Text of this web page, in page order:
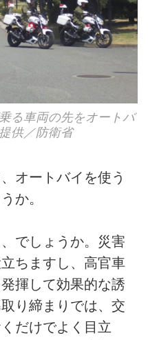
る車両の先をオートバ
供／防衛省
オートバイを使う
か。
でしょうか。災害
ちますし、高官車
揮して効果的な誘
り締まりでは、交
だけでよく目立